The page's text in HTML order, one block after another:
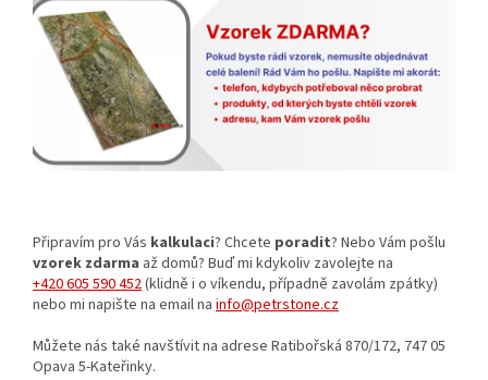
Připravím pro Vás kalkulaci? Chcete poradit? Nebo Vám pošlu
vzorek zdarma až domů? Buď mi kdykoliv zavolejte na
+420 605 590 452(klidně i o víkendu, případně zavolám zpátky)
nebo mi napište na email na info@petrstone.cz
Můžete nás také navštívit na adrese Ratibořská 870/172, 747 05
Opava 5-Kateřinky.